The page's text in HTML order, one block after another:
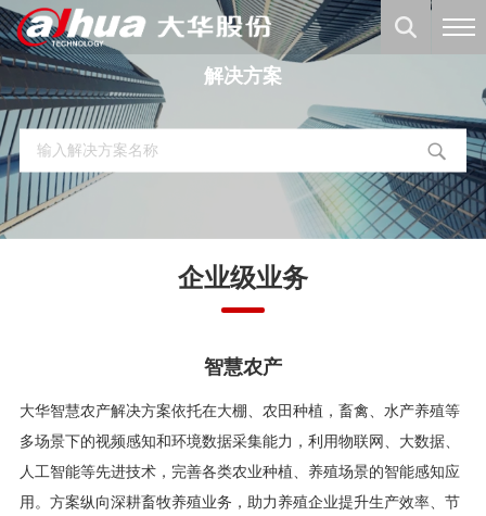
解决方案
企业级业务
智慧农产
大华智慧农产解决方案依托在大棚、农田种植，畜禽、水产养殖等
多场景下的视频感知和环境数据采集能力，利用物联网、大数据、
人工智能等先进技术，完善各类农业种植、养殖场景的智能感知应
用。方案纵向深耕畜牧养殖业务，助力养殖企业提升生产效率、节